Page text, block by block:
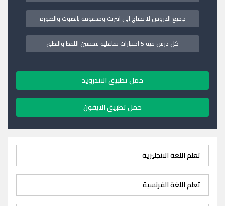
جميع الدروس لا تحتاج الى انترنت ومدعومة بالصوت والصورة
كل درس فيه 5 اختبارات تفاعلية لتحسين اللفظ والنطق
حمل تطبيق الاندرويد
حمل تطبيق الايفون
تعلم اللغة الانجليزية
تعلم اللغة الفرنسية